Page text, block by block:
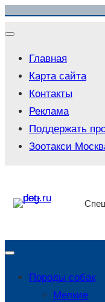
Перейти
к
Главная
Карта сайта
Контакты
Реклама
Поддержать
Зоотакси
Породы собак
Мелкие